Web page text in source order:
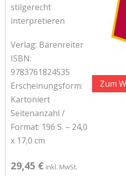
stilgerecht
interpretieren
Verlag: Bärenreiter
ISBN:
9783761824535
Erscheinungsform:
Kartoniert
Seitenanzahl /
Format: 196 S. – 24,0
x 17,0 cm
29,45 € inkl. MwSt.